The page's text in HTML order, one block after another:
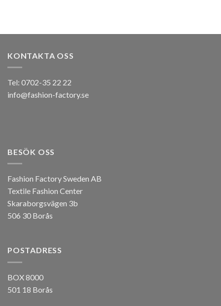
KONTAKTA OSS
Tel: 0702-35 22 22
info@fashion-factory.se
BESÖK OSS
Fashion Factory Sweden AB
Textile Fashion Center
Skaraborgsvägen 3b
506 30 Borås
POSTADRESS
BOX 8000
501 18 Borås